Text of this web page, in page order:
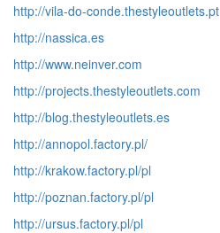
http://vila-do-conde.thestyleoutlets.pt
http://nassica.es
http://www.neinver.com
http://projects.thestyleoutlets.com
http://blog.thestyleoutlets.es
http://annopol.factory.pl/
http://krakow.factory.pl/pl
http://poznan.factory.pl/pl
http://ursus.factory.pl/pl